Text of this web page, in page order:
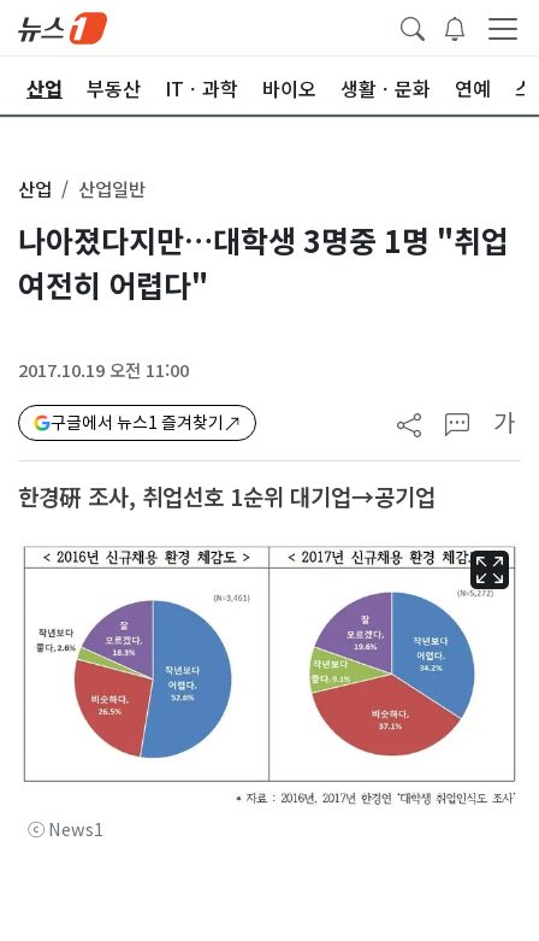
산업 부동산 ITㆍ과학 바이오 생활ㆍ문화 연예 스
산업 산업일반
나아졌다지만…대학생 3명중 1명 "취업
여전히 어렵다"
2017.10.19 오전 11:00
구글에서 뉴스1 즐겨찾기 가
한경硏 조사, 취업선호 1순위 대기업→공기업
ⓒ News1